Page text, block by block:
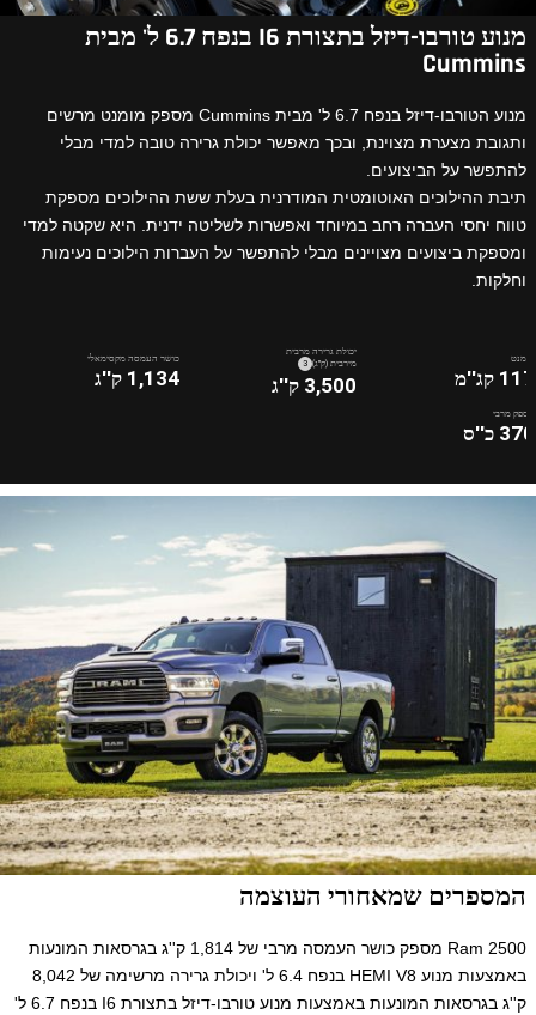
מנוע טורבו-דיזל בתצורת I6 בנפח 6.7 ל' מבית
Cummins
מנוע הטורבו-דיזל בנפח 6.7 ל' מבית Cummins מספק מומנט מרשים
ותגובת מצערת מצוינת, ובכך מאפשר יכולת גרירה טובה למדי מבלי
להתפשר על הביצועים.
תיבת ההילוכים האוטומטית המודרנית בעלת ששת ההילוכים מספקת
טווח יחסי העברה רחב במיוחד ואפשרות לשליטה ידנית. היא שקטה למדי
ומספקת ביצועים מצויינים מבלי להתפשר על העברות הילוכים נעימות
וחלקות.
מומנט
117 קג''מ
יכולת גרירה מרבית
מירבית (ק''ג) ( DISCLOSURE
3
)
3,500 ק''ג
כושר העמסה מקסימאלי
1,134 ק''ג
הספק מרבי
370 כ''ס
המספרים שמאחורי העוצמה
Ram 2500 מספק כושר העמסה מרבי של 1,814 ק''ג בגרסאות המונעות
באמצעות מנוע HEMI V8 בנפח 6.4 ל' ויכולת גרירה מרשימה של 8,042
ק''ג בגרסאות המונעות באמצעות מנוע טורבו-דיזל בתצורת I6 בנפח 6.7 ל'